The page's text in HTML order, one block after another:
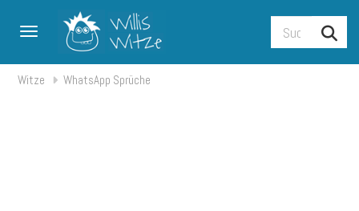
Toggle navigation
Witze WhatsApp Sprüche